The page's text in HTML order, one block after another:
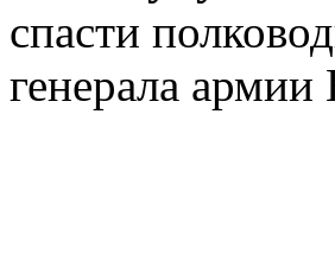
спасти
генерала